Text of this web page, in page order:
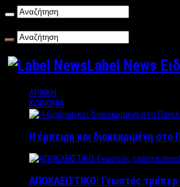
Label News
ΑΡΧΙΚΗ
ΚΟΙΝΩΝΙΑ
Η έμπειρη και διακεκριμένη
ΑΠΟΚΛΕΙΣΤΙΚΟ: Γνωστός τράπερ